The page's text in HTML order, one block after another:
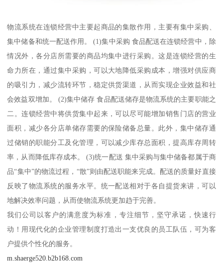
物流系统在连锁经营中主要起商品的集散作用，主要有集中采购、
集中储备和统一配送作用。 (1)集中采购 食品配送在连锁经营中，除
情况外，各分店所需要的商品均集中进行采购。这是连锁经营的生
命力所在，通过集中采购，可以大地降低采购成本，增强对供应商
的吸引力，减少流转环节，稳定供货渠道，从而实现企业效益和社
会效益双增加。 (2)集中储存 食品配送储存是物流系统的主要职能之
二。连锁经营中将供货集中起来，可以尽可能增加销售门店的营业
面积，减少各分店单储存需要的保险储备总量。此外，集中储存通
过储销的职能分工及化管理，可以减少库存总面积，提高库存周转
率，从而降低库存成本。 (3)统一配送 集中采购与集中储备都属于商
品“集中”的物流过程，“散”则由配送职能来完成。配送的质量好直接
反映了物流系统的服务水平。统一配送相对于各自提货来讲，可以
地解决效率问题，从而使物流系统更加趋于完善。
我们公司以客户的满意度为标准，专注细节，坚守承诺，快速行
动！用现代化的企业管理制度打造出一支优良的员工队伍，可为客
户提供个性化的服务。
m.shaerge520.b2b168.com